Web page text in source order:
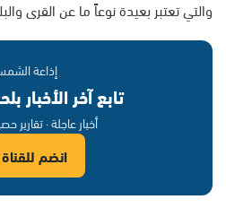
والتي تعتبر بعيدة نوعاً ما عن القرى
إذاعة
تابع آخر الأخبار
أخبار عاجلة · تقارير
انضم